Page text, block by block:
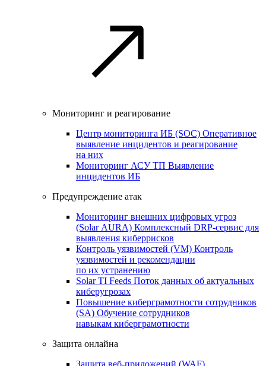
Мониторинг и реагирование
Центр мониторинга ИБ (SOC) Оперативное
выявление инцидентов и реагирование
на них
Мониторинг АСУ ТП Выявление
инцидентов ИБ
Предупреждение атак
Мониторинг внешних цифровых угроз
(Solar AURA) Комплексный DRP-сервис для
выявления киберрисков
Контроль уязвимостей (VM) Контроль
уязвимостей и рекомендации
по их устранению
Solar TI Feeds Поток данных об актуальных
киберугрозах
Повышение киберграмотности сотрудников
(SA) Обучение сотрудников
навыкам киберграмотности
Защита онлайна
Защита веб-приложений (WAF)